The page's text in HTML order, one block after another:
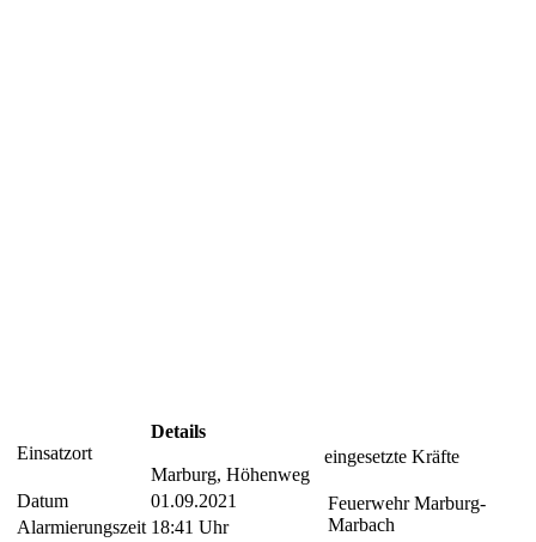
Einsatzort
Details
Marburg, Höhenweg
Datum
01.09.2021
Alarmierungszeit 18:41 Uhr
eingesetzte Kräfte
Feuerwehr Marburg-
Marbach